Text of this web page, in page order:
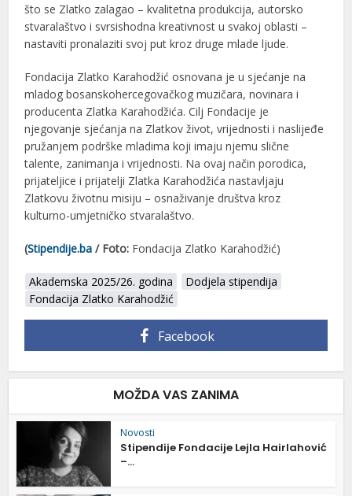
što se Zlatko zalagao – kvalitetna produkcija, autorsko
stvaralaštvo i svrsishodna kreativnost u svakoj oblasti –
nastaviti pronalaziti svoj put kroz druge mlade ljude.
Fondacija Zlatko Karahodžić osnovana je u sjećanje na
mladog bosanskohercegovačkog muzičara, novinara i
producenta Zlatka Karahodžića. Cilj Fondacije je
njegovanje sjećanja na Zlatkov život, vrijednosti i naslijeđe
pružanjem podrške mladima koji imaju njemu slične
talente, zanimanja i vrijednosti. Na ovaj način porodica,
prijateljice i prijatelji Zlatka Karahodžića nastavljaju
Zlatkovu životnu misiju – osnaživanje društva kroz
kulturno-umjetničko stvaralaštvo.
(Stipendije.ba / Foto: Fondacija Zlatko Karahodžić)
Akademska 2025/26. godina
Dodjela stipendija
Fondacija Zlatko Karahodžić
Facebook
MOŽDA VAS ZANIMA
Novosti
Stipendije Fondacije Lejla Hairlahović
–...